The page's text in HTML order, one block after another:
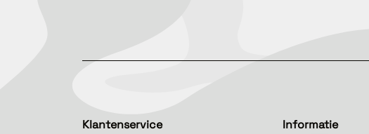
Klantenservice Informatie